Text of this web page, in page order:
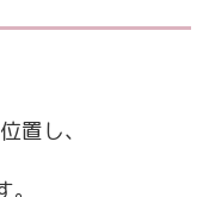
置し、